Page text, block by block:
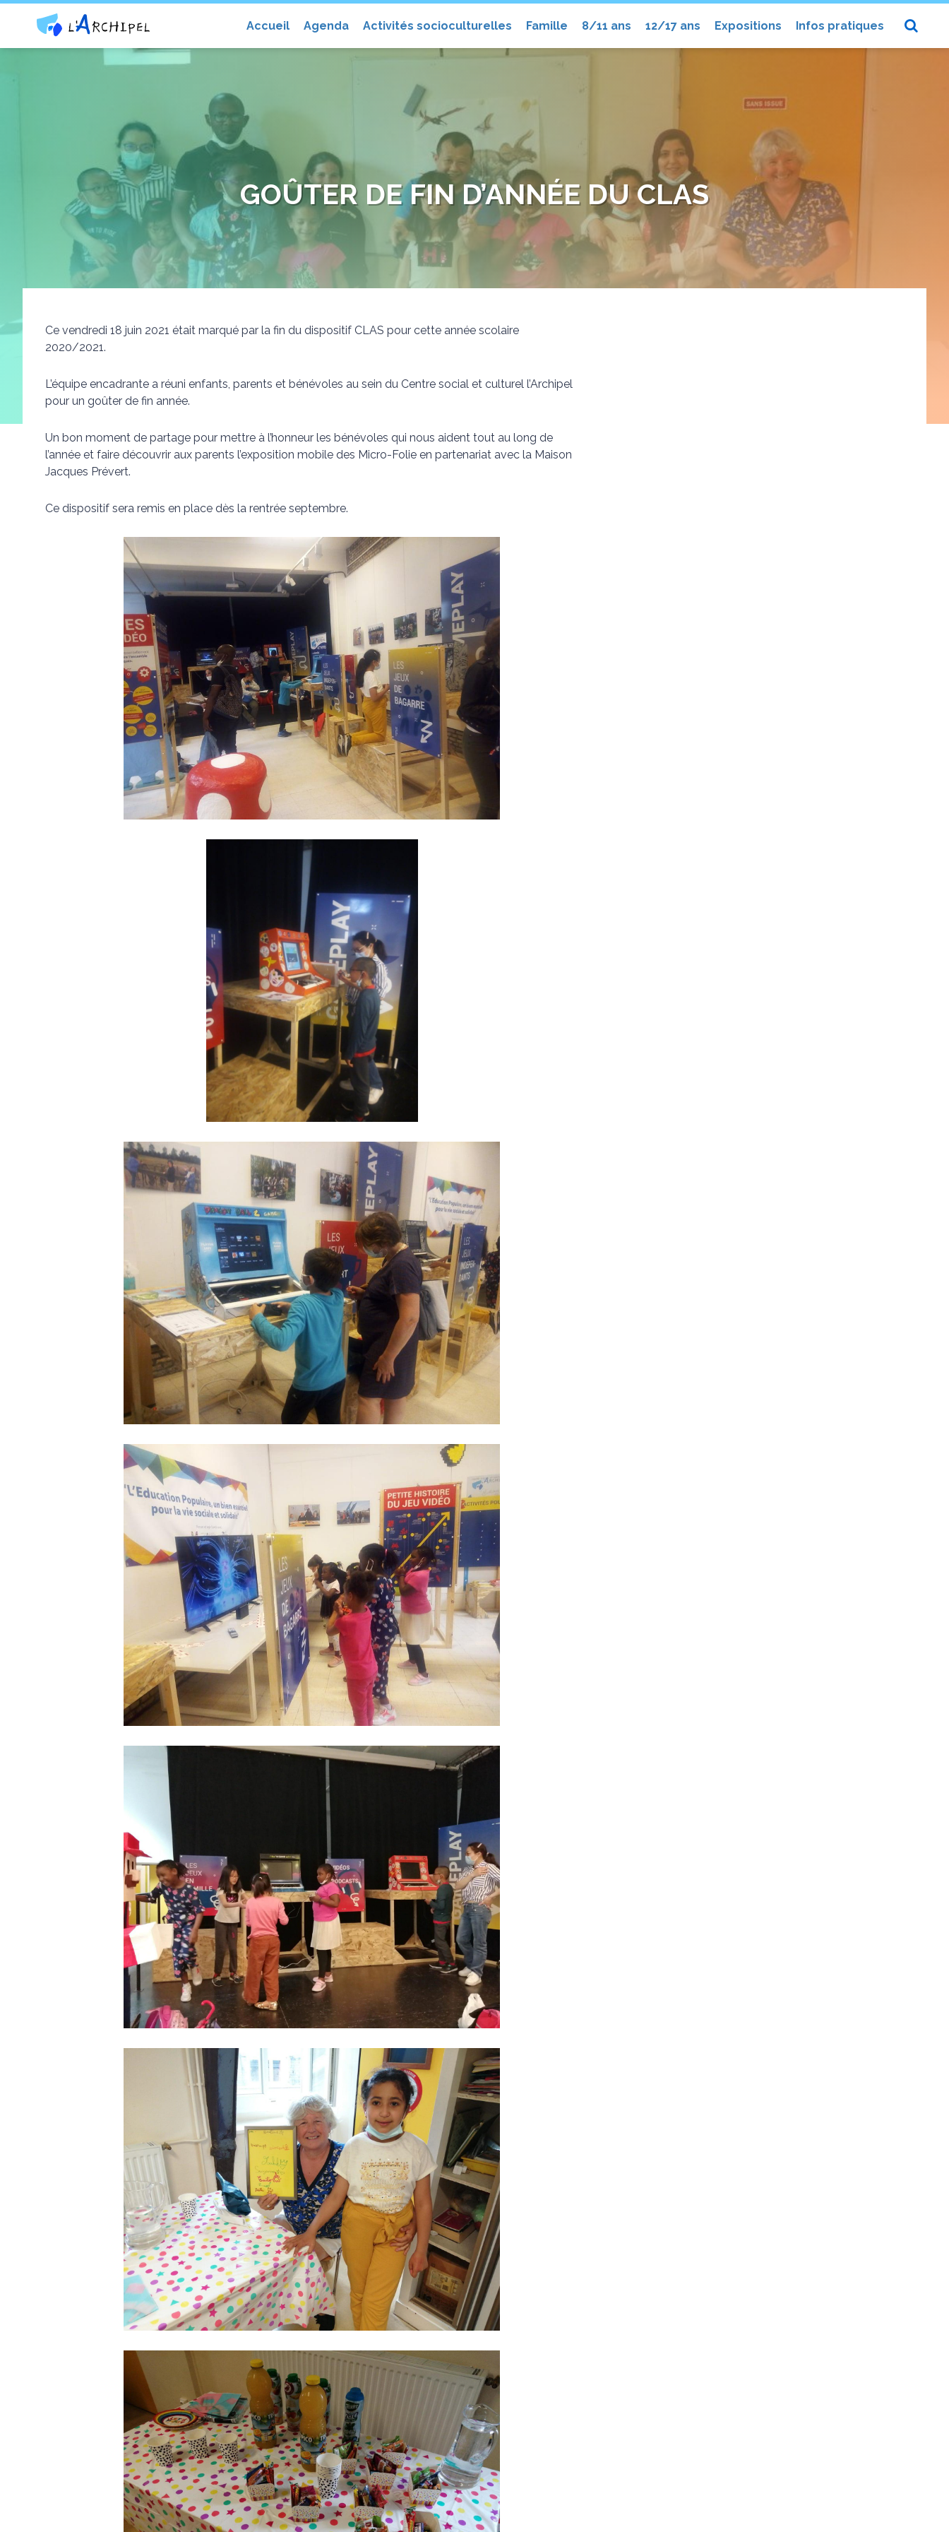
Accueil Agenda Activités socioculturelles Famille 8/11 ans 12/17 ans Expositions Infos pratiques
Centre social et culturel l'Archipel
GOÛTER DE FIN D’ANNÉE DU CLAS
Ce vendredi 18 juin 2021 était marqué par la fin du dispositif CLAS pour cette année scolaire
2020/2021.
L’équipe encadrante a réuni enfants, parents et bénévoles au sein du Centre social et culturel l’Archipel
pour un goûter de fin année.
Un bon moment de partage pour mettre à l’honneur les bénévoles qui nous aident tout au long de
l’année et faire découvrir aux parents l’exposition mobile des Micro-Folie en partenariat avec la Maison
Jacques Prévert.
Ce dispositif sera remis en place dès la rentrée septembre.